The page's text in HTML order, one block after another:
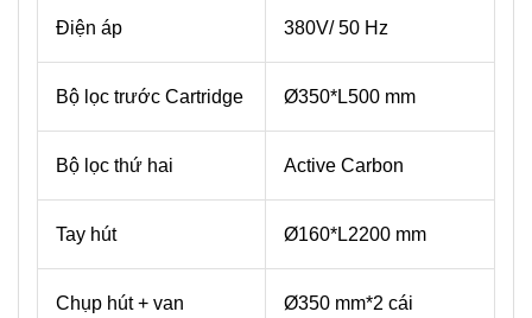
Điện áp 380V/ 50 Hz
Bộ lọc trước Cartridge Ø350*L500 mm
Bộ lọc thứ hai Active Carbon
Tay hút Ø160*L2200 mm
Chụp hút + van Ø350 mm*2 cái